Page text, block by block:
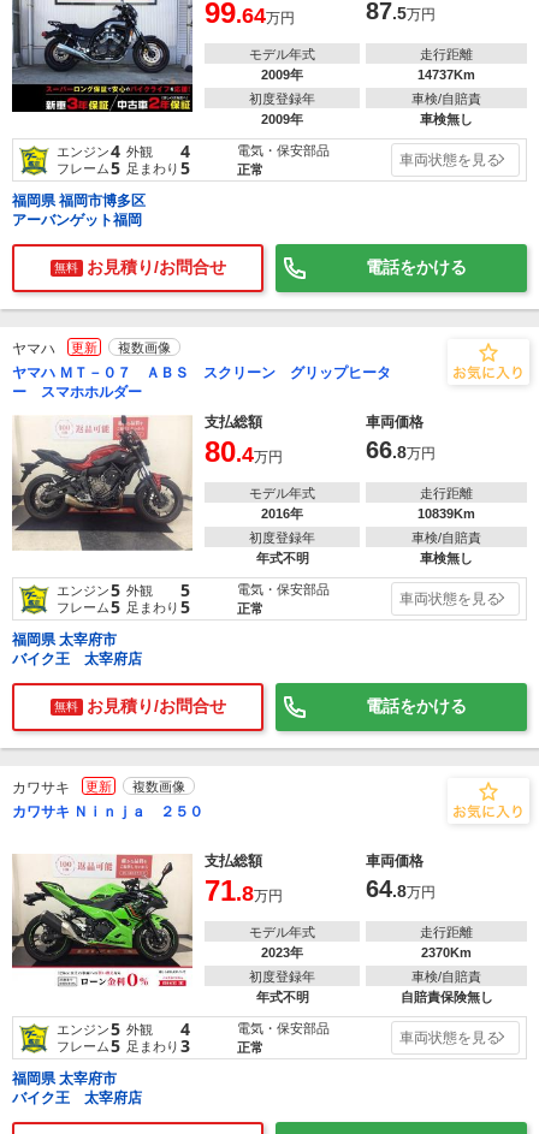
99.64万円 87.5万円
モデル年式
2009年
走行距離
14737Km
初度登録年
2009年
車検/自賠責
車検無し
エンジン4 外観 4
フレーム5 足まわり 5
電気・保安部品
正常
車両状態を見る
福岡県 福岡市博多区
アーバンゲット福岡
無料 お見積り/お問合せ 電話をかける
ヤマハ 更新 複数画像
ヤマハ ＭＴ－０７ ＡＢＳ スクリーン グリップヒータ
ー スマホホルダー
支払総額
車両価格
80.4万円 66.8万円
モデル年式
2016年
走行距離
10839Km
初度登録年
年式不明
車検/自賠責
車検無し
エンジン5 外観 5
フレーム5 足まわり 5
電気・保安部品
正常
車両状態を見る
福岡県 太宰府市
バイク王 太宰府店
無料 お見積り/お問合せ 電話をかける
カワサキ 更新 複数画像
カワサキ Ｎｉｎｊａ ２５０
支払総額 車両価格
71.8万円 64.8万円
モデル年式
2023年
走行距離
2370Km
初度登録年
年式不明
車検/自賠責
自賠責保険無し
エンジン5 外観 4
フレーム5 足まわり 3
電気・保安部品
正常
車両状態を見る
福岡県 太宰府市
バイク王 太宰府店